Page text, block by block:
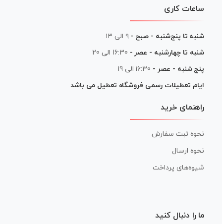
ساعات کاری
شنبه تا پنج‌شنبه - صبح - ۹ الی ۱۳
شنبه تا چهارشنبه - عصر - 16:30 الی 20
پنج شنبه - عصر - 16:30 الی 19
ایام تعطیلات رسمی فروشگاه تعطیل می باشد
راهنمای خرید
نحوه ثبت سفارش
نحوه ارسال
شیوه‌های پرداخت
ما را دنبال کنید